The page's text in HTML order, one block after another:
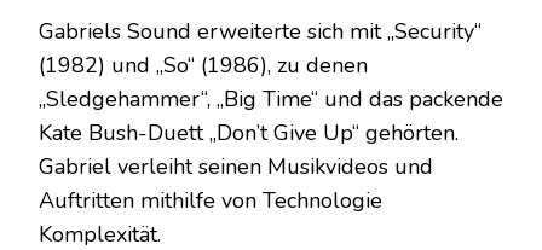
Gabriels Sound erweiterte sich mit „Security“
(1982) und „So“ (1986), zu denen
„Sledgehammer“, „Big Time“ und das packende
Kate Bush-Duett „Don’t Give Up“ gehörten.
Gabriel verleiht seinen Musikvideos und
Auftritten mithilfe von Technologie
Komplexität.